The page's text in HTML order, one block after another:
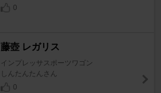
0
藤壺 レガリス
インプレッサスポーツワゴン
しんたんたんさん
0